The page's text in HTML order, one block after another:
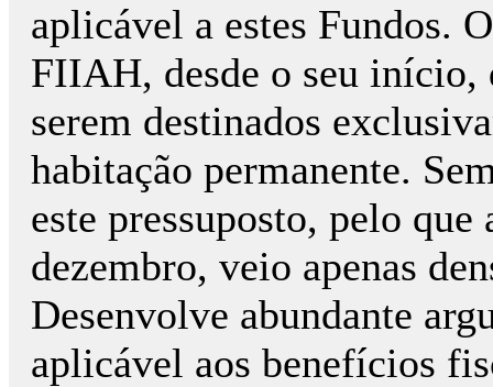
aplicável a estes Fundos.
FIIAH, desde o seu início,
serem destinados
habitação permanente.
este pressuposto, pelo
dezembro, veio apenas
Desenvolve abundante
aplicável aos benefícios